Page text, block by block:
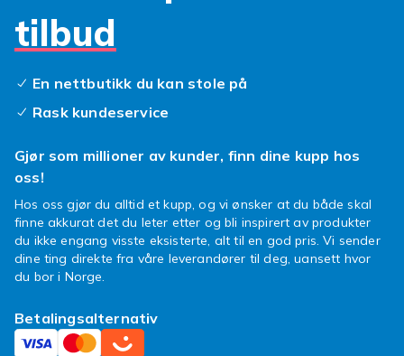
tilbud
En nettbutikk du kan stole på
Rask kundeservice
Gjør som millioner av kunder, finn dine kupp hos
oss!
Hos oss gjør du alltid et kupp, og vi ønsker at du både skal
finne akkurat det du leter etter og bli inspirert av produkter
du ikke engang visste eksisterte, alt til en god pris. Vi sender
dine ting direkte fra våre leverandører til deg, uansett hvor
du bor i Norge.
Betalingsalternativ